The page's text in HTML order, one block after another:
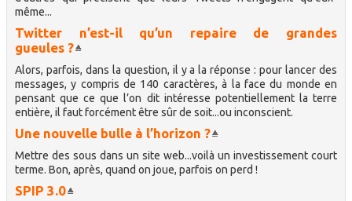
même...
Twitter n’est-il qu’un repaire de grandes
gueules ?
Alors, parfois, dans la question, il y a la réponse : pour lancer des
messages, y compris de 140 caractères, à la face du monde en
pensant que ce que l’on dit intéresse potentiellement la terre
entière, il faut forcément être sûr de soit...ou inconscient.
Une nouvelle bulle à l’horizon ?
Mettre des sous dans un site web...voilà un investissement court
terme. Bon, après, quand on joue, parfois on perd !
SPIP 3.0